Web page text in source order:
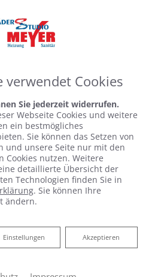
verwendet Cookies
Sie jederzeit widerrufen.
Webseite Cookies und weitere
ein bestmögliches
Sie können das Setzen von
und unsere Seite nur mit den
Cookies nutzen. Weitere
detaillierte Übersicht der
Technologien finden Sie in
. Sie können Ihre
ändern.
Akzeptieren
Einstellungen